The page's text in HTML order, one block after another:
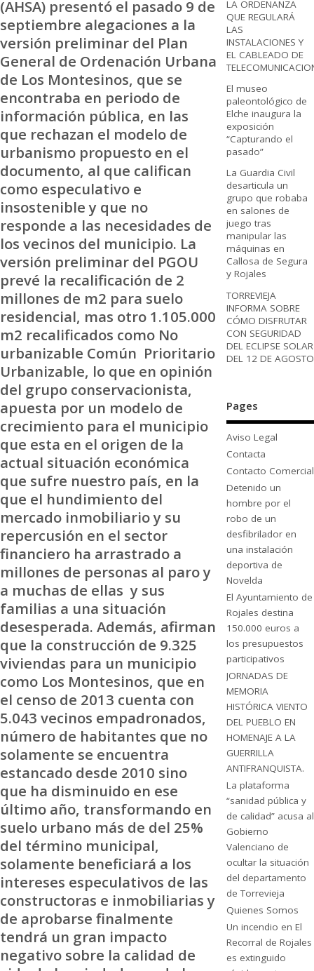
(AHSA) presentó el pasado 9 de
septiembre alegaciones a la
versión preliminar del Plan
General de Ordenación Urbana
de Los Montesinos, que se
encontraba en periodo de
información pública, en las
que rechazan el modelo de
urbanismo propuesto en el
documento, al que califican
como especulativo e
insostenible y que no
responde a las necesidades de
los vecinos del municipio. La
versión preliminar del PGOU
prevé la recalificación de 2
millones de m2 para suelo
residencial, mas otro 1.105.000
m2 recalificados como No
urbanizable Común Prioritario
Urbanizable, lo que en opinión
del grupo conservacionista,
apuesta por un modelo de
crecimiento para el municipio
que esta en el origen de la
actual situación económica
que sufre nuestro país, en la
que el hundimiento del
mercado inmobiliario y su
repercusión en el sector
financiero ha arrastrado a
millones de personas al paro y
a muchas de ellas y sus
familias a una situación
desesperada. Además, afirman
que la construcción de 9.325
viviendas para un municipio
como Los Montesinos, que en
el censo de 2013 cuenta con
5.043 vecinos empadronados,
número de habitantes que no
solamente se encuentra
estancado desde 2010 sino
que ha disminuido en ese
último año, transformando en
suelo urbano más de del 25%
del término municipal,
solamente beneficiará a los
intereses especulativos de las
constructoras e inmobiliarias y
de aprobarse finalmente
tendrá un gran impacto
negativo sobre la calidad de
LA ORDENANZA
QUE REGULARÁ
LAS
INSTALACIONES Y
EL CABLEADO DE
El museo
paleontológico de
Elche inaugura la
exposición
“Capturando el
pasado”
La Guardia Civil
desarticula un
grupo que robaba
en salones de
juego tras
manipular las
máquinas en
Callosa de Segura
y Rojales
TORREVIEJA
INFORMA SOBRE
CÓMO DISFRUTAR
CON SEGURIDAD
DEL ECLIPSE SOLAR
DEL 12 DE AGOSTO
Pages
Aviso Legal
Contacta
Contacto Comercial
Detenido un
hombre por el
robo de un
desfibrilador en
una instalación
deportiva de
Novelda
El Ayuntamiento de
Rojales destina
150.000 euros a
los presupuestos
participativos
JORNADAS DE
MEMORIA
HISTÓRICA VIENTO
DEL PUEBLO EN
HOMENAJE A LA
GUERRILLA
ANTIFRANQUISTA.
La plataforma
“sanidad pública y
de calidad” acusa al
Gobierno
Valenciano de
ocultar la situación
del departamento
de Torrevieja
Quienes Somos
Un incendio en El
Recorral de Rojales
es extinguido